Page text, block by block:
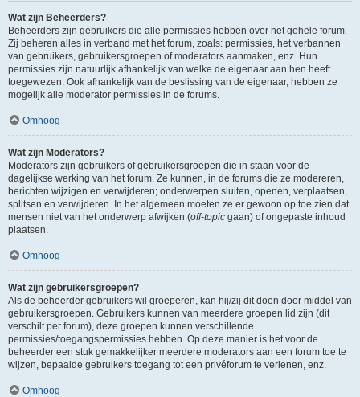
Wat zijn Beheerders?
Beheerders zijn gebruikers die alle permissies hebben over het gehele forum.
Zij beheren alles in verband met het forum, zoals: permissies, het verbannen
van gebruikers, gebruikersgroepen of moderators aanmaken, enz. Hun
permissies zijn natuurlijk afhankelijk van welke de eigenaar aan hen heeft
toegewezen. Ook afhankelijk van de beslissing van de eigenaar, hebben ze
mogelijk alle moderator permissies in de forums.
Omhoog
Wat zijn Moderators?
Moderators zijn gebruikers of gebruikersgroepen die in staan voor de
dagelijkse werking van het forum. Ze kunnen, in de forums die ze modereren,
berichten wijzigen en verwijderen; onderwerpen sluiten, openen, verplaatsen,
splitsen en verwijderen. In het algemeen moeten ze er gewoon op toe zien dat
mensen niet van het onderwerp afwijken (off-topic gaan) of ongepaste inhoud
plaatsen.
Omhoog
Wat zijn gebruikersgroepen?
Als de beheerder gebruikers wil groeperen, kan hij/zij dit doen door middel van
gebruikersgroepen. Gebruikers kunnen van meerdere groepen lid zijn (dit
verschilt per forum), deze groepen kunnen verschillende
permissies/toegangspermissies hebben. Op deze manier is het voor de
beheerder een stuk gemakkelijker meerdere moderators aan een forum toe te
wijzen, bepaalde gebruikers toegang tot een privéforum te verlenen, enz.
Omhoog